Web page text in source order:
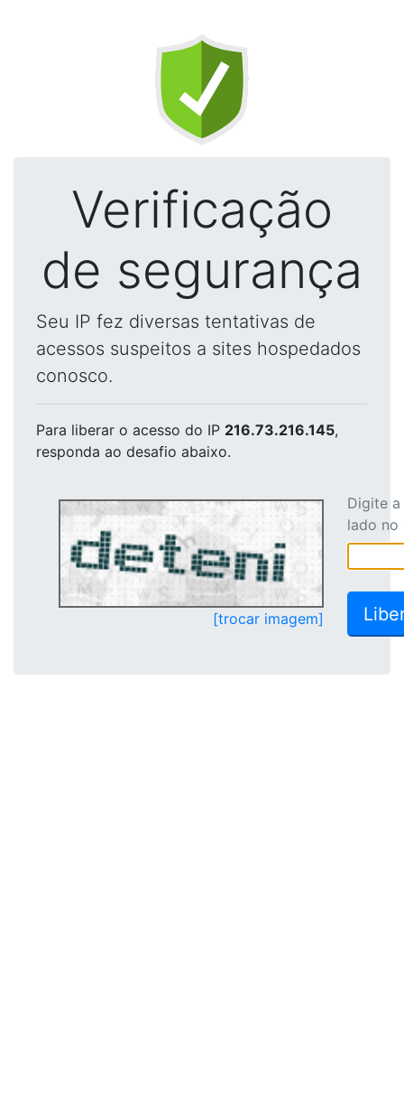
Verificação
de segurança
Seu IP fez diversas tentativas de
acessos suspeitos a sites hospedados
conosco.
Para liberar o acesso do IP 216.73.216.145,
responda ao desafio abaixo.
[trocar imagem]
Digite
lado no